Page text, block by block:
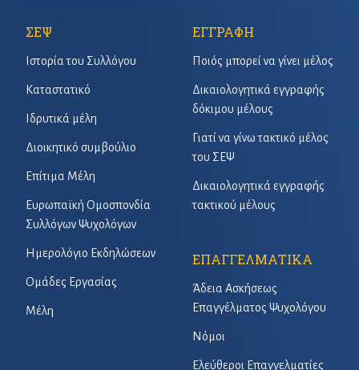
ΣΕΨ
Ιστορία του Συλλόγου
Καταστατικό
Ιδρυτικά μέλη
Διοικητικό συμβούλιο
Επίτιμα Μέλη
Ευρωπαϊκή Ομοσπονδία
Συλλόγων Ψυχολόγων
Ημερολόγιο Εκδηλώσεων
Ομάδες Εργασίας
Μέλη
ΕΓΓΡΑΦΗ
Ποιός μπορεί να γίνει μέλος
Δικαιολογητικά εγγραφής
δόκιμου μέλους
Γιατί να γίνω τακτικό μέλος
του ΣΕΨ
Δικαιολογητικά εγγραφής
τακτικού μέλους
ΕΠΑΓΓΕΛΜΑΤΙΚΑ
Άδεια Ασκήσεως
Επαγγέλματος Ψυχολόγου
Νόμοι
Ελεύθεροι Επαγγελματίες